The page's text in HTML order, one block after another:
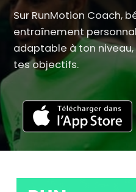
Sur RunMotion Coach,
entraînement
adaptable à ton
tes objectifs.